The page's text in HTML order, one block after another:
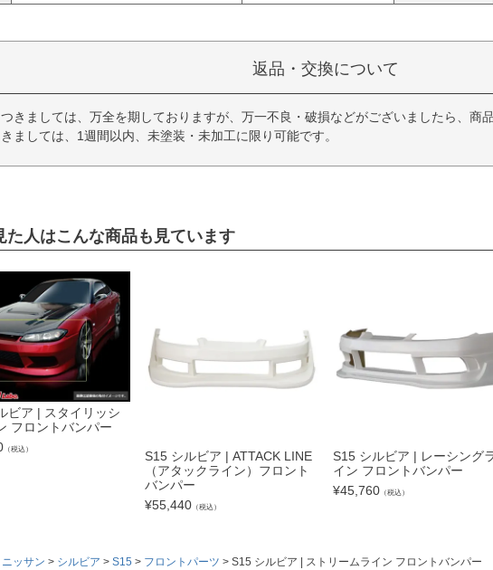
返品・交換について
きましては、万全を期しておりますが、万一不良・破損などがございましたら、商
ましては、1週間以内、未塗装・未加工に限り可能です。
た人はこんな商品も見ています
ビア | スタイリッシ
フロントバンパー
（税込）
S15 シルビア | ATTACK LINE
（アタックライン）フロント
バンパー
¥55,440 （税込）
S15 シルビア | レーシング
イン フロントバンパー
¥45,760 （税込）
ニッサン シルビア S15 フロントパーツ S15 シルビア | ストリームライン フロントバンパー